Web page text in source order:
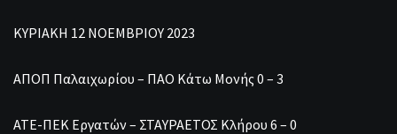
ΚΥΡΙΑΚΗ 12 ΝΟΕΜΒΡΙΟΥ 2023
ΑΠΟΠ Παλαιχωρίου – ΠΑΟ Κάτω Μονής 0 – 3
ΑΤΕ-ΠΕΚ Εργατών – ΣΤΑΥΡΑΕΤΟΣ Κλήρου 6 – 0